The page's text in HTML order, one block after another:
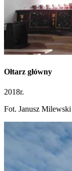
Ołtarz główny
2018r.
Fot. Janusz Milewski